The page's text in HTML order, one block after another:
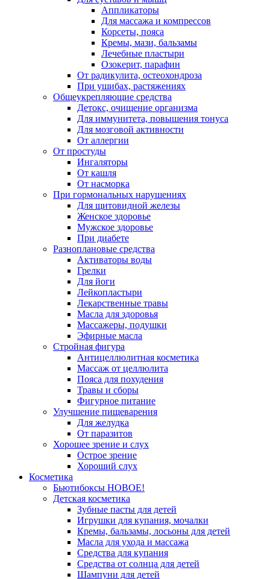
Аппликаторы
Для массажа и компрессов
Корсеты, пояса
Кремы, мази, бальзамы
Лечебные пластыри
Озокерит, парафин
От радикулита, остеохондроза
При ушибах, растяжениях
Общеукрепляющие средства
Детокс, очищение организма
Для иммунитета, повышения тонуса
Для мозговой активности
От аллергии
От простуды
Ингаляторы
От кашля
От насморка
При гормональных нарушениях
Для щитовидной железы
Женское здоровье
Мужское здоровье
При диабете
Разноплановые средства
Активаторы воды
Грелки
Для йоги
Лейкопластыри
Лекарственные травы
Масла для здоровья
Массажеры, подушки
Эфирные масла
Стройная фигура
Антицеллюлитная косметика
Массаж от целлюлита
Пояса для похудения
Травы и сборы
Фигурное питание
Улучшение пищеварения
Для желудка
От паразитов
Хорошее зрение и слух
Острое зрение
Хороший слух
Косметика
Бьютибоксы НОВОЕ!
Детская косметика
Зубные пасты для детей
Игрушки для купания, мочалки
Кремы, бальзамы, лосьоны для детей
Масла для ухода и массажа
Средства для купания
Средства от солнца для детей
Шампуни для детей